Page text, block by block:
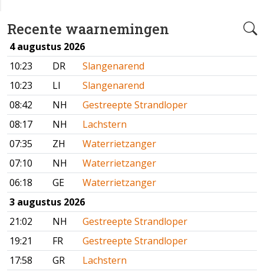
Recente waarnemingen
4 augustus 2026
10:23
DR
Slangenarend
10:23
LI
Slangenarend
08:42
NH
Gestreepte Strandloper
08:17
NH
Lachstern
07:35
ZH
Waterrietzanger
07:10
NH
Waterrietzanger
06:18
GE
Waterrietzanger
3 augustus 2026
21:02
NH
Gestreepte Strandloper
19:21
FR
Gestreepte Strandloper
17:58
GR
Lachstern